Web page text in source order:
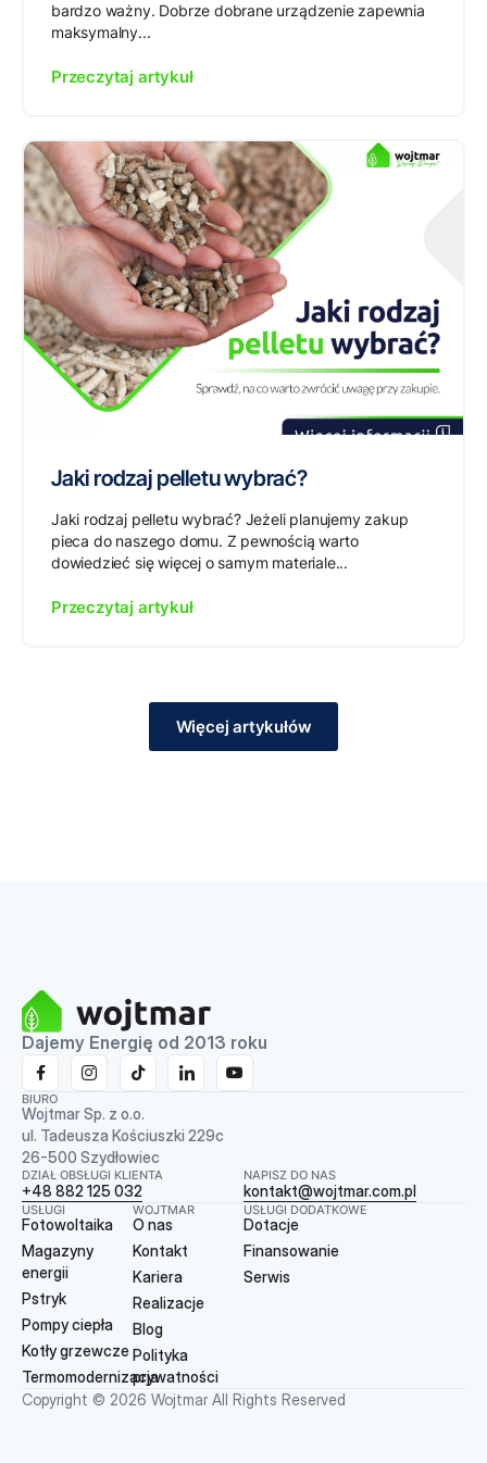
bardzo ważny. Dobrze dobrane urządzenie zapewnia
maksymalny...
Przeczytaj artykuł
Jaki rodzaj pelletu wybrać?
Jaki rodzaj pelletu wybrać? Jeżeli planujemy zakup
pieca do naszego domu. Z pewnością warto
dowiedzieć się więcej o samym materiale...
Przeczytaj artykuł
Więcej artykułów
Dajemy Energię od 2013 roku
BIURO
Wojtmar Sp. z o.o.
ul. Tadeusza Kościuszki 229c
26-500 Szydłowiec
DZIAŁ OBSŁUGI KLIENTA
+48 882 125 032
NAPISZ DO NAS
kontakt@wojtmar.com.pl
USŁUGI
Fotowoltaika
Magazyny
energii
Pstryk
Pompy ciepła
Kotły grzewcze
Termomodernizacja
WOJTMAR
O nas
Kontakt
Kariera
Realizacje
Blog
Polityka
prywatności
USŁUGI DODATKOWE
Dotacje
Finansowanie
Serwis
Copyright © 2026 Wojtmar All Rights Reserved